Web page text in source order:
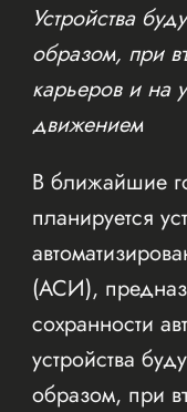
Устройства
образом, при
карьеров и на
движением
В ближайшие
планируется
(АСИ),
сохранности
устройства
образом, при